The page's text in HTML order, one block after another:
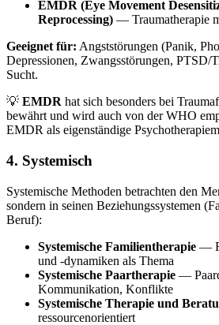
EMDR (Eye Movement
Reprocessing) — Traumatherapie
Geeignet für: Angststörungen (Panik,
Depressionen, Zwangsstörungen, PTSD/
Sucht.
💡 EMDR hat sich besonders bei
bewährt und wird auch von der WHO
EMDR als eigenständige
4. Systemisch
Systemische Methoden betrachten den
sondern in seinen Beziehungssystemen
Beruf):
Systemische Familientherapie —
und -dynamiken als Thema
Systemische Paartherapie —
Kommunikation, Konflikte
Systemische Therapie und
ressourcenorientiert